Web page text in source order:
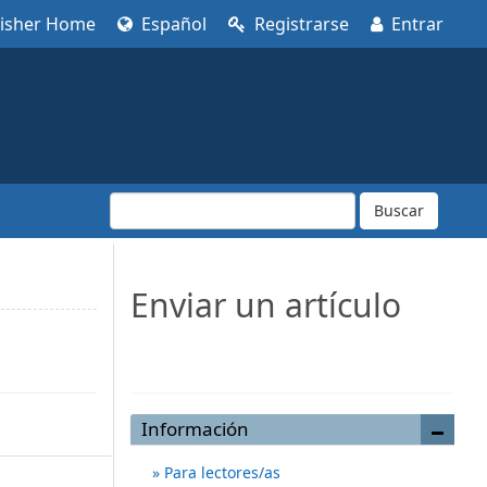
Home Español Registrarse Entrar
Buscar
Enviar un artículo
Información
Para lectores/as